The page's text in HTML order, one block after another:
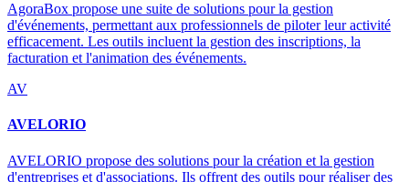
AgoraBox propose une suite de solutions pour la gestion
d'événements, permettant aux professionnels de piloter leur activité
efficacement. Les outils incluent la gestion des inscriptions, la
facturation et l'animation des événements.
AV
AVELORIO
AVELORIO propose des solutions pour la création et la gestion
d'entreprises et d'associations. Ils offrent des outils pour réaliser des